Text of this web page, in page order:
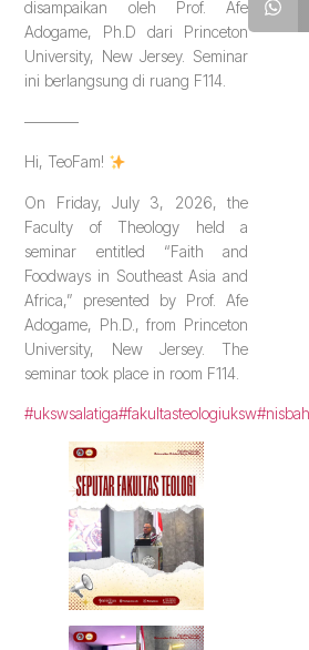
disampaikan oleh Prof. Afe
Adogame, Ph.D dari Princeton
University, New Jersey. Seminar
ini berlangsung di ruang F114.
———–
Hi, TeoFam!
On Friday, July 3, 2026, the
Faculty of Theology held a
seminar entitled “Faith and
Foodways in Southeast Asia and
Africa,” presented by Prof. Afe
Adogame, Ph.D., from Princeton
University, New Jersey. The
seminar took place in room F114.
#ukswsalatiga#fakultasteologiuksw